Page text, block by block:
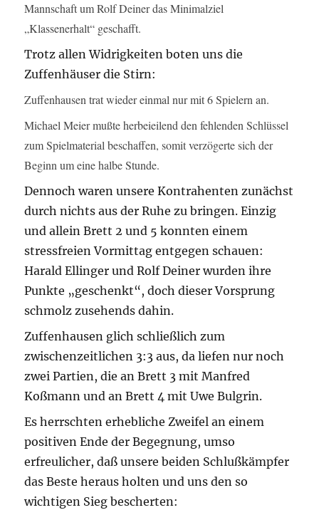
Mannschaft um Rolf Deiner das Minimalziel
„Klassenerhalt“ geschafft.
Trotz allen Widrigkeiten boten uns die
Zuffenhäuser die Stirn:
Zuffenhausen trat wieder einmal nur mit 6 Spielern an.
Michael Meier mußte herbeieilend den fehlenden Schlüssel
zum Spielmaterial beschaffen, somit verzögerte sich der
Beginn um eine halbe Stunde.
Dennoch waren unsere Kontrahenten zunächst
durch nichts aus der Ruhe zu bringen. Einzig
und allein Brett 2 und 5 konnten einem
stressfreien Vormittag entgegen schauen:
Harald Ellinger und Rolf Deiner wurden ihre
Punkte „geschenkt“, doch dieser Vorsprung
schmolz zusehends dahin.
Zuffenhausen glich schließlich zum
zwischenzeitlichen 3:3 aus, da liefen nur noch
zwei Partien, die an Brett 3 mit Manfred
Koßmann und an Brett 4 mit Uwe Bulgrin.
Es herrschten erhebliche Zweifel an einem
positiven Ende der Begegnung, umso
erfreulicher, daß unsere beiden Schlußkämpfer
das Beste heraus holten und uns den so
wichtigen Sieg bescherten: